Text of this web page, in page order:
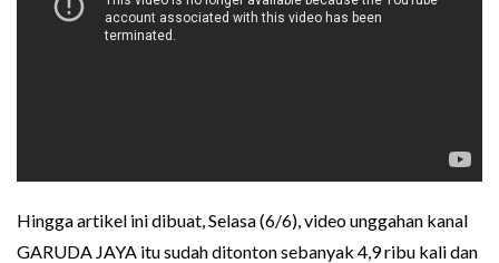
Hingga artikel ini dibuat, Selasa (6/6), video unggahan kanal
GARUDA JAYA itu sudah ditonton sebanyak 4,9 ribu kali dan